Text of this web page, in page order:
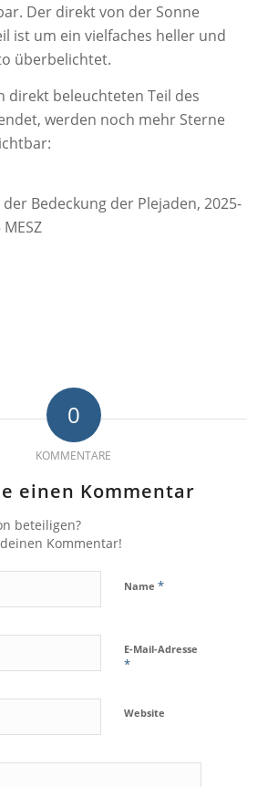
Der direkt von der Sonne
ist um ein vielfaches heller und
überbelichtet.
direkt beleuchteten Teil des
werden noch mehr Sterne
Bedeckung der Plejaden, 2025-
0
KOMMENTARE
einen Kommentar
beteiligen?
Kommentar!
Name *
E-Mail-Adresse
*
Website